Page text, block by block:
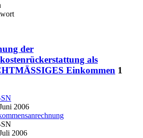
der
als
Einkommen 1
2006
2006